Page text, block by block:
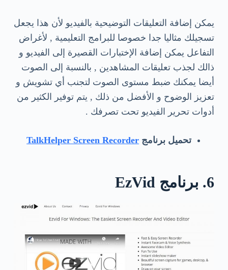
يمكن إضافة التعليقات التوضيحية بالفيديو لأن هذا يجعل
تسجيلك مثاليا جدا خصوصا للبرامج التعليمية , لأغراض
التفاعل يمكن إضافة الإختبارات القصيرة إلى الفيديو و
ذالك لجذب تعليقات المشاهدين , بالنسبة إلى الصوت
أيضا يمكنك ضبط مستوى الصوت لتجنب أي تشويش و
تعزيز الوضوح و الأفضل من ذلك , يتم توفير الكثير من
أدوات تحرير الفيديو تحت تصرفك .
تحميل برنامج TalkHelper Screen Recorder
6. برنامج EzVid